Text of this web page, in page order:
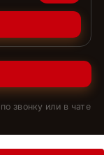
звонку или в чате